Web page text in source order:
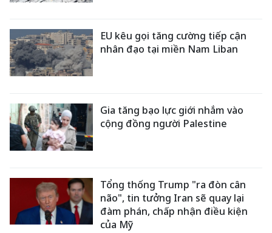
EU kêu gọi tăng cường tiếp cận
nhân đạo tại miền Nam Liban
Gia tăng bạo lực giới nhắm vào
cộng đồng người Palestine
Tổng thống Trump "ra đòn cân
não", tin tưởng Iran sẽ quay lại
đàm phán, chấp nhận điều kiện
của Mỹ